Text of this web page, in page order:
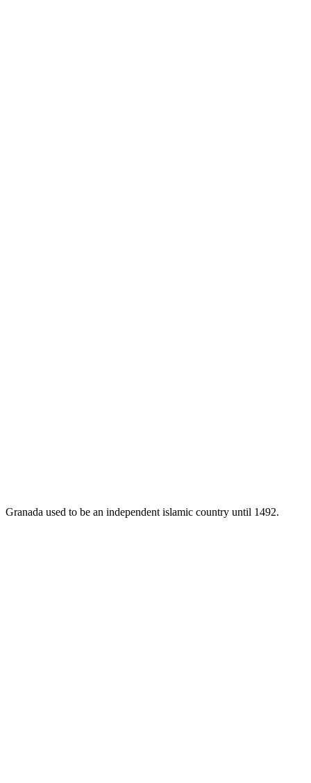
Granada used to be an independent islamic country until 1492.